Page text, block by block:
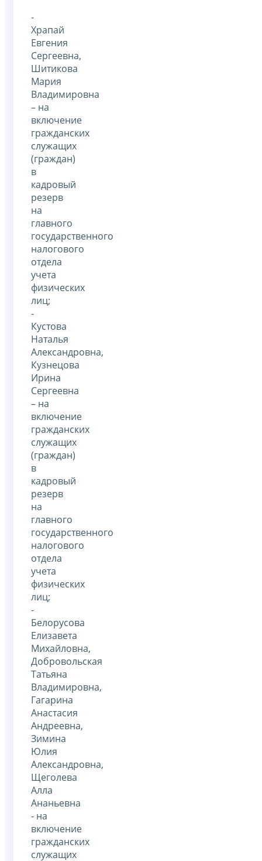
-
Храпай
Евгения
Сергеевна,
Шитикова
Мария
Владимировна
– на
включение
гражданских
служащих
(граждан)
в
кадровый
резерв
на
главного
государственного
налогового
отдела
учета
физических
лиц;
-
Кустова
Наталья
Александровна,
Кузнецова
Ирина
Сергеевна
– на
включение
гражданских
служащих
(граждан)
в
кадровый
резерв
на
главного
государственного
налогового
отдела
учета
физических
лиц;
-
Белорусова
Елизавета
Михайловна,
Добровольская
Татьяна
Владимировна,
Гагарина
Анастасия
Андреевна,
Зимина
Юлия
Александровна,
Щеголева
Алла
Ананьевна
- на
включение
гражданских
служащих